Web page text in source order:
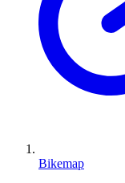
Bikemap